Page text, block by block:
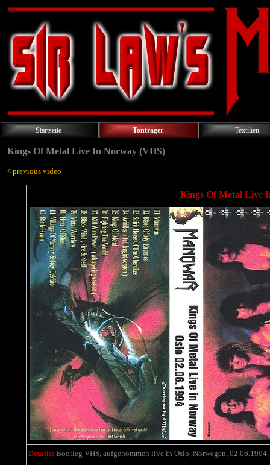
Startseite Tonträger Textilien
Kings Of Metal Live In Norway (VHS)
< previous video
Kings Of Metal Live
Details: Bootleg VHS, aufgenommen live in Oslo, Norwegen, 02.06.1994,